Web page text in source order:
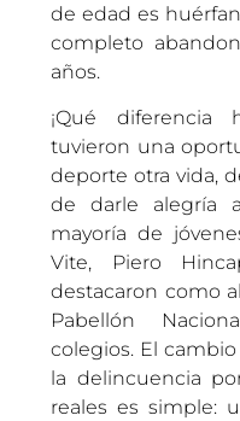
de edad es
completo
años.
¡Qué diferencia
tuvieron una
deporte otra vida,
de darle alegría
mayoría de
Vite, Piero
destacaron como
Pabellón
colegios. El
la delincuencia
reales es simple: